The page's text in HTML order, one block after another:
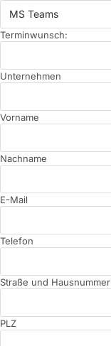
Terminwunsch:
Unternehmen
Vorname
Nachname
E-Mail
Telefon
Straße und Hausnummer
PLZ